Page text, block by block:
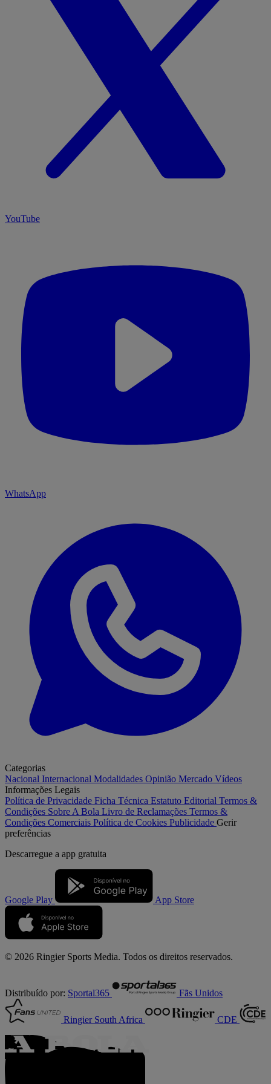
YouTube
WhatsApp
Categorias
Nacional Internacional Modalidades Opinião Mercado Vídeos
Informações Legais
Política de Privacidade Ficha Técnica Estatuto Editorial Termos &
Condições Sobre A Bola Livro de Reclamações Termos &
Condições Comerciais Política de Cookies Publicidade Gerir
preferências
Descarregue a app gratuita
Google Play App Store
© 2026 Ringier Sports Media. Todos os direitos reservados.
Distribuído por: Sportal365 Fãs Unidos
Ringier South Africa CDE